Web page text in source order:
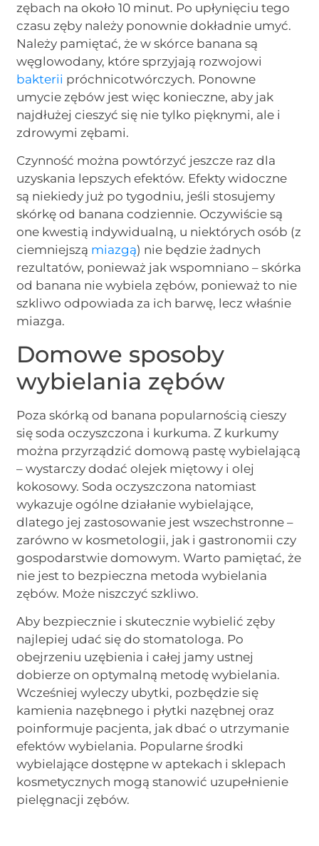
zębach na około 10 minut. Po upłynięciu tego
czasu zęby należy ponownie dokładnie umyć.
Należy pamiętać, że w skórce banana są
węglowodany, które sprzyjają rozwojowi
bakterii próchnicotwórczych. Ponowne
umycie zębów jest więc konieczne, aby jak
najdłużej cieszyć się nie tylko pięknymi, ale i
zdrowymi zębami.
Czynność można powtórzyć jeszcze raz dla
uzyskania lepszych efektów. Efekty widoczne
są niekiedy już po tygodniu, jeśli stosujemy
skórkę od banana codziennie. Oczywiście są
one kwestią indywidualną, u niektórych osób (z
ciemniejszą miazgą) nie będzie żadnych
rezultatów, ponieważ jak wspomniano – skórka
od banana nie wybiela zębów, ponieważ to nie
szkliwo odpowiada za ich barwę, lecz właśnie
miazga.
Domowe sposoby
wybielania zębów
Poza skórką od banana popularnością cieszy
się soda oczyszczona i kurkuma. Z kurkumy
można przyrządzić domową pastę wybielającą
– wystarczy dodać olejek miętowy i olej
kokosowy. Soda oczyszczona natomiast
wykazuje ogólne działanie wybielające,
dlatego jej zastosowanie jest wszechstronne –
zarówno w kosmetologii, jak i gastronomii czy
gospodarstwie domowym. Warto pamiętać, że
nie jest to bezpieczna metoda wybielania
zębów. Może niszczyć szkliwo.
Aby bezpiecznie i skutecznie wybielić zęby
najlepiej udać się do stomatologa. Po
obejrzeniu uzębienia i całej jamy ustnej
dobierze on optymalną metodę wybielania.
Wcześniej wyleczy ubytki, pozbędzie się
kamienia nazębnego i płytki nazębnej oraz
poinformuje pacjenta, jak dbać o utrzymanie
efektów wybielania. Popularne środki
wybielające dostępne w aptekach i sklepach
kosmetycznych mogą stanowić uzupełnienie
pielęgnacji zębów.